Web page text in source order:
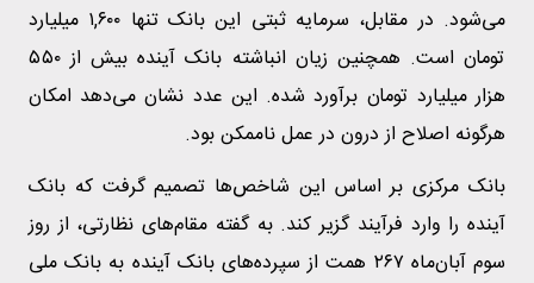
می‌شود. در مقابل، سرمایه ثبتی این بانک تنها ۱,۶۰۰ میلیارد
تومان است. همچنین زیان انباشته بانک آینده بیش از ۵۵۰
هزار میلیارد تومان برآورد شده. این عدد نشان می‌دهد امکان
هرگونه اصلاح از درون در عمل ناممکن بود.
بانک مرکزی بر اساس این شاخص‌ها تصمیم گرفت که بانک
آینده را وارد فرآیند گزیر کند. به گفته مقام‌های نظارتی، از روز
سوم آبان‌ماه ۲۶۷ همت از سپرده‌های بانک آینده به بانک ملی